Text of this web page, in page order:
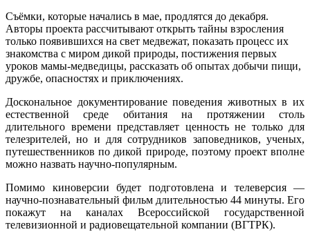
Заповедники Таймыра
Съёмки, которые начались в мае, продлятся до декабря.
Авторы проекта рассчитывают открыть тайны взросления
только появившихся на свет медвежат, показать процесс их
знакомства с миром дикой природы, постижения первых
дружбе, опасностях и приключениях.
Доскональное документирование поведения животных в их
естественной среде обитания на протяжении столь
длительного времени представляет ценность не только для
телезрителей, но и для сотрудников заповедников, ученых,
можно назвать научно-популярным.
Помимо киноверсии будет подготовлена и телеверсия —
научно-познавательный фильм длительностью 44 минуты. Его